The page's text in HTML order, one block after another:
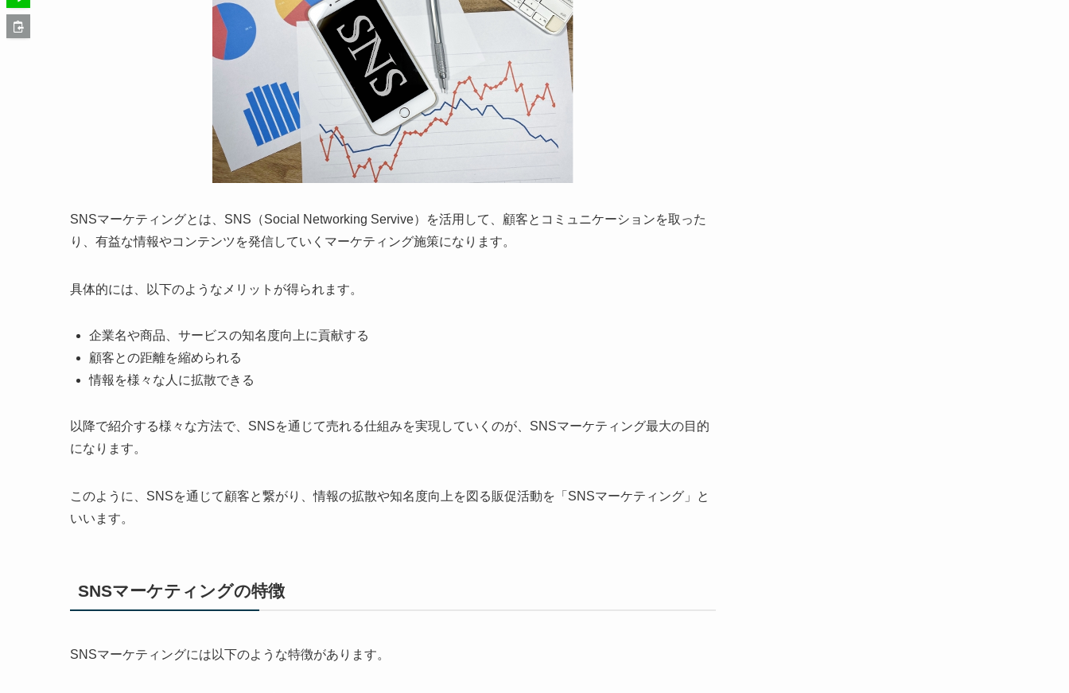
SNSマーケティングとは、SNS（Social Networking Servive）を活用して、顧客とコミュニケーションを取った
り、有益な情報やコンテンツを発信していくマーケティング施策になります。
具体的には、以下のようなメリットが得られます。
企業名や商品、サービスの知名度向上に貢献する
顧客との距離を縮められる
情報を様々な人に拡散できる
以降で紹介する様々な方法で、SNSを通じて売れる仕組みを実現していくのが、SNSマーケティング最大の目的
になります。
このように、SNSを通じて顧客と繋がり、情報の拡散や知名度向上を図る販促活動を「SNSマーケティング」と
いいます。
SNSマーケティングの特徴
SNSマーケティングには以下のような特徴があります。